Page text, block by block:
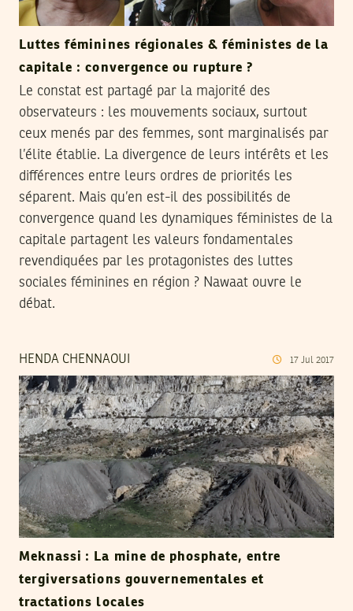
Luttes féminines régionales & féministes de la
capitale : convergence ou rupture ?
Le constat est partagé par la majorité des
observateurs : les mouvements sociaux, surtout
ceux menés par des femmes, sont marginalisés par
l’élite établie. La divergence de leurs intérêts et les
différences entre leurs ordres de priorités les
séparent. Mais qu’en est-il des possibilités de
convergence quand les dynamiques féministes de la
capitale partagent les valeurs fondamentales
revendiquées par les protagonistes des luttes
sociales féminines en région ? Nawaat ouvre le
débat.
HENDA CHENNAOUI 17 Jul 2017
Meknassi : La mine de phosphate, entre
tergiversations gouvernementales et
tractations locales